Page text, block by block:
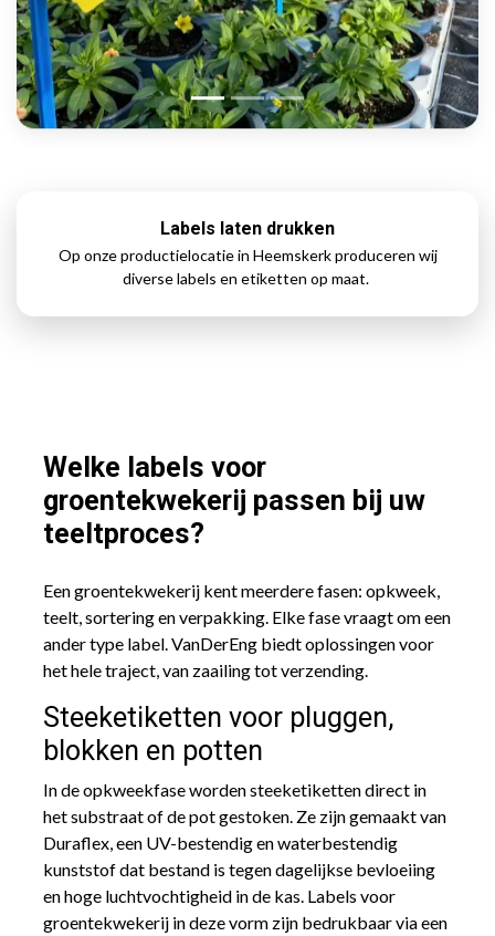
Labels laten drukken
Op onze productielocatie in Heemskerk produceren wij
diverse labels en etiketten op maat.
Welke labels voor
groentekwekerij passen bij uw
teeltproces?
Een groentekwekerij kent meerdere fasen: opkweek,
teelt, sortering en verpakking. Elke fase vraagt om een
ander type label. VanDerEng biedt oplossingen voor
het hele traject, van zaailing tot verzending.
Steeketiketten voor pluggen,
blokken en potten
In de opkweekfase worden steeketiketten direct in
het substraat of de pot gestoken. Ze zijn gemaakt van
Duraflex, een UV-bestendig en waterbestendig
kunststof dat bestand is tegen dagelijkse bevloeiing
en hoge luchtvochtigheid in de kas. Labels voor
groentekwekerij in deze vorm zijn bedrukbaar via een